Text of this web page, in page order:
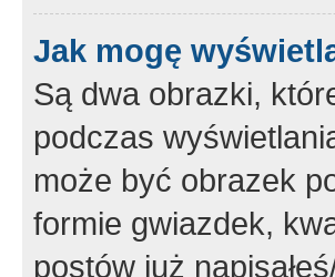
Jak mogę
Są dwa obrazki,
podczas
może być obrazek
formie gwiazdek,
postów już